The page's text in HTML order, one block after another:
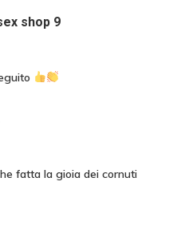
shop 9
fatta la gioia dei cornuti